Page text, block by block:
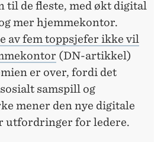
til de fleste, med økt digital
mer hjemmekontor.
av fem toppsjefer ikke vil
(DN-artikkel)
er over, fordi det
samspill og
mener den nye digitale
utfordringer for ledere.